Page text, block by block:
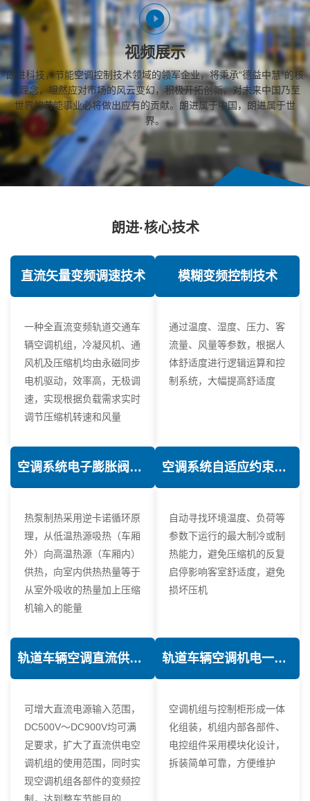
视频展示
朗进科技，节能空调控制技术领域的领军企业，将秉承“德益中慧”的核
心理念，坦然应对市场的风云变幻，积极开拓创新，对未来中国乃至
世界的节能事业必将做出应有的贡献。朗进属于中国，朗进属于世
界。
朗进·核心技术
直流矢量变频调速技术
一种全直流变频轨道交通车
辆空调机组，冷凝风机、通
风机及压缩机均由永磁同步
电机驱动，效率高，无极调
速，实现根据负载需求实时
调节压缩机转速和风量
模糊变频控制技术
通过温度、湿度、压力、客
流量、风量等参数，根据人
体舒适度进行逻辑运算和控
制系统，大幅提高舒适度
空调系统电子膨胀阀热力学优化技术
热泵制热采用逆卡诺循环原
理，从低温热源吸热（车厢
外）向高温热源（车厢内）
供热，向室内供热热量等于
从室外吸收的热量加上压缩
机输入的能量
空调系统自适应约束控制技术
自动寻找环境温度、负荷等
参数下运行的最大制冷或制
热能力，避免压缩机的反复
启停影响客室舒适度，避免
损坏压机
轨道车辆空调直流供电技术
可增大直流电源输入范围，
DC500V～DC900V均可满
足要求，扩大了直流供电空
调机组的使用范围，同时实
现空调机组各部件的变频控
轨道车辆空调机电一体化技术
空调机组与控制柜形成一体
化组装，机组内部各部件、
电控组件采用模块化设计，
拆装简单可靠，方便维护